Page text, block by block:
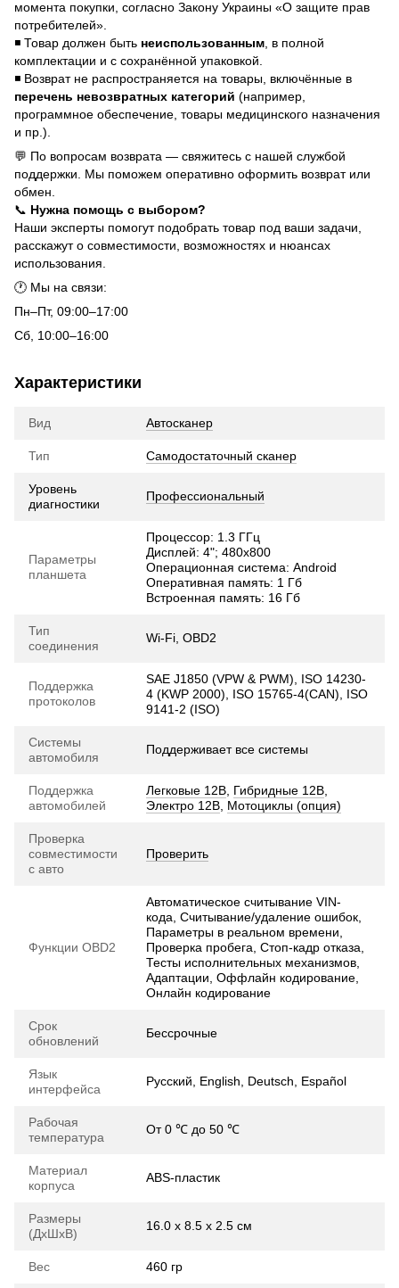
момента покупки, согласно Закону Украины «О защите прав
потребителей».
◾ Товар должен быть неиспользованным , в полной
комплектации и с сохранённой упаковкой.
◾ Возврат не распространяется на товары, включённые в
перечень невозвратных категорий (например,
программное обеспечение, товары медицинского назначения
и пр.).
💬 По вопросам возврата — свяжитесь с нашей службой
поддержки. Мы поможем оперативно оформить возврат или
обмен.
📞 Нужна помощь с выбором?
Наши эксперты помогут подобрать товар под ваши задачи,
расскажут о совместимости, возможностях и нюансах
использования.
🕐 Мы на связи:
Пн–Пт, 09:00–17:00
Сб, 10:00–16:00
Характеристики
Вид Автосканер
Тип Самодостаточный сканер
Уровень
диагностики
Профессиональный
Параметры
планшета
Процессор: 1.3 ГГц
Дисплей: 4"; 480х800
Операционная система: Android
Оперативная память: 1 Гб
Встроенная память: 16 Гб
Тип
соединения
Wi-Fi, OBD2
Поддержка
протоколов
SAE J1850 (VPW & PWM), ISO 14230-
4 (KWP 2000), ISO 15765-4(CAN), ISO
9141-2 (ISO)
Системы
автомобиля
Поддерживает все системы
Поддержка
автомобилей
Легковые 12В Гибридные 12В
Электро 12В Мотоциклы (опция)
Проверка
совместимости
с авто
Проверить
Функции OBD2
Автоматическое считывание VIN-
кода, Считывание/удаление ошибок,
Параметры в реальном времени,
Проверка пробега, Стоп-кадр отказа,
Тесты исполнительных механизмов,
Адаптации, Оффлайн кодирование,
Онлайн кодирование
Срок
обновлений
Бессрочные
Язык
интерфейса
Русский, English, Deutsch, Español
Рабочая
температура
От 0 ℃ до 50 ℃
Материал
корпуса
ABS-пластик
Размеры
(ДхШхВ)
16.0 х 8.5 х 2.5 см
Вес 460 гр